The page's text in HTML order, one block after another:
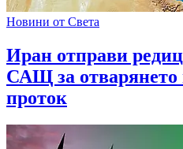
Новини от Света
Иран отправи
САЩ за
проток